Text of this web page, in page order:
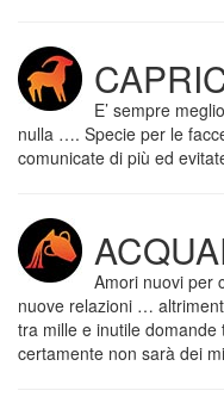
E’ sempre
nulla …. Specie per le
comunicate di più ed
Amori nuovi per
nuove relazioni …
tra mille e inutile domande
certamente non sarà dei